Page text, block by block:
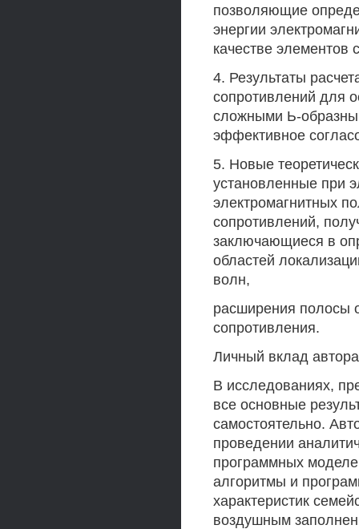
позволяющие
энергии
качестве элементов
4. Результаты
сопротивлений для
сложными Ь-
эффективное
5. Новые
установленные при
электромагнитных
сопротивлений,
заключающиеся в
областей
волн,
расширения полосы
сопротивления.
Личный вклад автора
В исследованиях,
все основные
самостоятельно.
проведении
программных
алгоритмы и
характеристик
воздушным